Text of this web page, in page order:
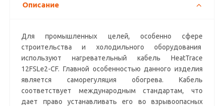
Описание
Для промышленных целей, особенно сфере
строительства и холодильного оборудования
используют нагревательный кабель HeatTrace
12FSLe2-CF. Главной особенностью данного изделия
является саморегуляция обогрева. Кабель
соответствует международным стандартам, что
дает право устанавливать его во взрывоопасных